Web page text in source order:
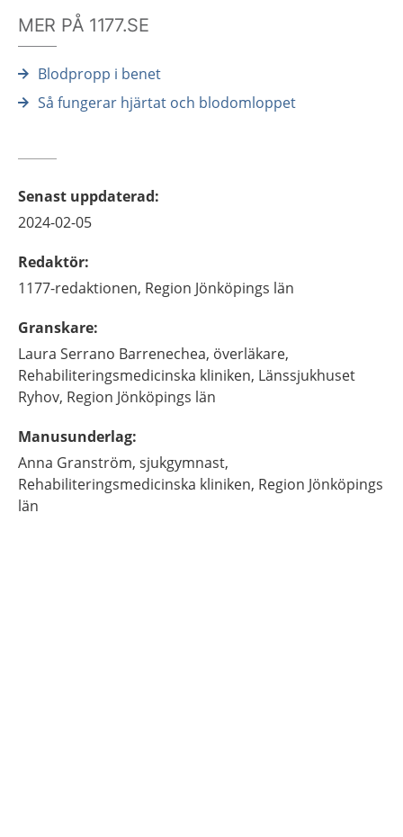
MER PÅ 1177.SE
Blodpropp i benet
Så fungerar hjärtat och blodomloppet
Senast uppdaterad:
2024-02-05
Redaktör:
1177-redaktionen, Region Jönköpings län
Granskare:
Laura Serrano Barrenechea, överläkare,
Rehabiliteringsmedicinska kliniken, Länssjukhuset
Ryhov, Region Jönköpings län
Manusunderlag:
Anna Granström, sjukgymnast,
Rehabiliteringsmedicinska kliniken, Region Jönköpings
län